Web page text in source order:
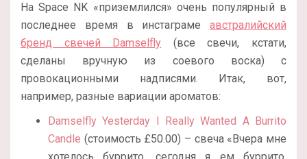
На Space NK «приземлился» очень популярный в
последнее время в инстаграме австралийский
бренд свечей Damselfly (все свечи, кстати,
сделаны вручную из соевого воска) с
провокационными надписями. Итак, вот,
например, разные вариации ароматов:
Damselfly Yesterday I Really Wanted A Burrito
Candle (стоимость £50.00) – свеча «Вчера мне